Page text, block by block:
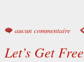
aucun commentaire
Let’s Get